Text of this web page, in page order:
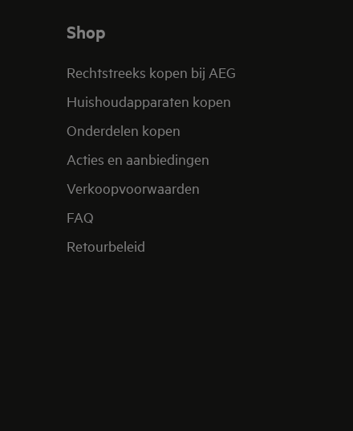
Shop
Rechtstreeks kopen bij AEG
Huishoudapparaten kopen
Onderdelen kopen
Acties en aanbiedingen
Verkoopvoorwaarden
FAQ
Retourbeleid